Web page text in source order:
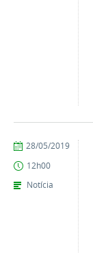
publicado
28/05/2019
12h00
Notícia